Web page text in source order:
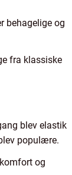
behagelige og
fra klassiske
blev elastik
populære.
og